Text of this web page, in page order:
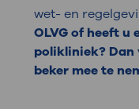
wet- en
OLVG of heeft u
polikliniek? Dan
beker mee te